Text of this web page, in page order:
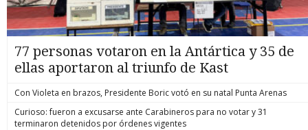
77 personas votaron en la Antártica y 35 de
ellas aportaron al triunfo de Kast
Con Violeta en brazos, Presidente Boric votó en su natal Punta Arenas
Curioso: fueron a excusarse ante Carabineros para no votar y 31
terminaron detenidos por órdenes vigentes